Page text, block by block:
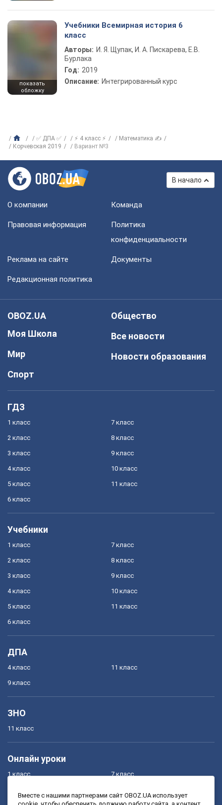
показать
обложку
Учебники Всемирная история 6
класс
Авторы: И. Я. Щупак, И. А. Пискарева, Е.В.
Бурлака
Год: 2019
Описание: Интегрированный курс
✅ ДПА ✅ ⚡ 4 класс ⚡
Математика ✍
Корчевская 2019
Вариант №3
В начало
О компании Команда
Правовая информация
Политика
конфиденциальности
Реклама на сайте Документы
Редакционная политика
OBOZ.UA
Моя Школа
Мир
Спорт
Общество
Все новости
Новости образования
ГДЗ
1 класс
2 класс
3 класс
4 класс
5 класс
6 класс
7 класс
8 класс
9 класс
10 класс
11 класс
Учебники
1 класс
2 класс
3 класс
4 класс
5 класс
6 класс
7 класс
8 класс
9 класс
10 класс
11 класс
ДПА
4 класс
9 класс
11 класс
ЗНО
11 класс
Онлайн уроки
1 класс 7 класс
Вместе с нашими партнерами сайт OBOZ.UA использует